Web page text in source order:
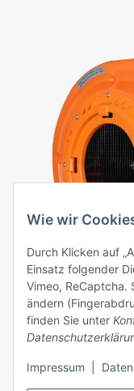
Wie wir
Durch Klicken auf
Einsatz folgender
Vimeo, ReCaptcha.
ändern
finden Sie unter
Impressum
Hüpfburg